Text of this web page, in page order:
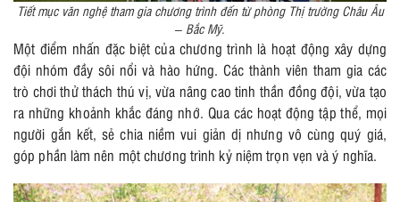
Tiết mục văn nghệ tham gia chương trình đến từ phòng Thị trường Châu Âu
– Bắc Mỹ.
Một điểm nhấn đặc biệt của chương trình là hoạt động xây dựng
đội nhóm đầy sôi nổi và hào hứng. Các thành viên tham gia các
trò chơi thử thách thú vị, vừa nâng cao tinh thần đồng đội, vừa tạo
ra những khoảnh khắc đáng nhớ. Qua các hoạt động tập thể, mọi
người gắn kết, sẻ chia niềm vui giản dị nhưng vô cùng quý giá,
góp phần làm nên một chương trình kỷ niệm trọn vẹn và ý nghĩa.